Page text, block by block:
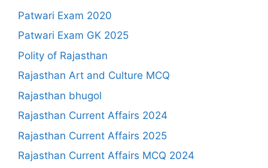
Patwari Exam 2020
Patwari Exam GK 2025
Polity of Rajasthan
Rajasthan Art and Culture MCQ
Rajasthan bhugol
Rajasthan Current Affairs 2024
Rajasthan Current Affairs 2025
Rajasthan Current Affairs MCQ 2024